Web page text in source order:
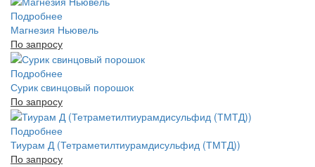
Подробнее
Магнезия Ньювель
По запросу
Подробнее
Сурик свинцовый порошок
По запросу
Подробнее
Тиурам Д (Тетраметилтиурамдисульфид (ТМТД))
По запросу